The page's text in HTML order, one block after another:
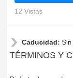
12 Vistas
Caducidad:
TÉRMINOS Y